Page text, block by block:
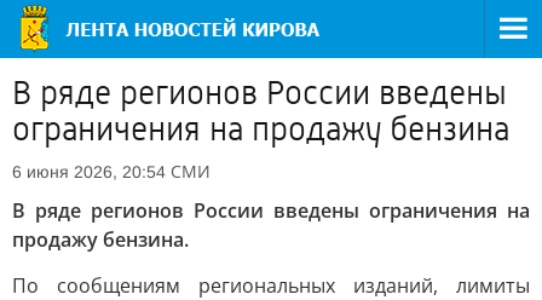
В ряде регионов России введены
ограничения на продажу бензина
6 июня 2026, 20:54 СМИ
В ряде регионов России введены ограничения на
продажу бензина.
По сообщениям региональных изданий, лимиты